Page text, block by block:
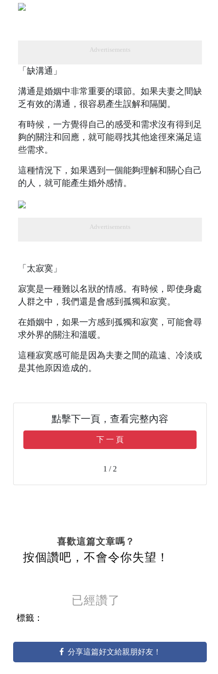
Advertisements
「缺溝通」
溝通是婚姻中非常重要的環節。如果夫妻之間缺
乏有效的溝通，很容易產生誤解和隔閡。
有時候，一方覺得自己的感受和需求沒有得到足
夠的關注和回應，就可能尋找其他途徑來滿足這
些需求。
這種情況下，如果遇到一個能夠理解和關心自己
的人，就可能產生婚外感情。
Advertisements
「太寂寞」
寂寞是一種難以名狀的情感。有時候，即使身處
人群之中，我們還是會感到孤獨和寂寞。
在婚姻中，如果一方感到孤獨和寂寞，可能會尋
求外界的關注和溫暖。
這種寂寞感可能是因為夫妻之間的疏遠、冷淡或
是其他原因造成的。
點擊下一頁，查看完整內容
下 一 頁
1 / 2
喜歡這篇文章嗎？
按個讚吧，不會令你失望！
已經讚了
標籤：
分享這篇好文給親朋好友！